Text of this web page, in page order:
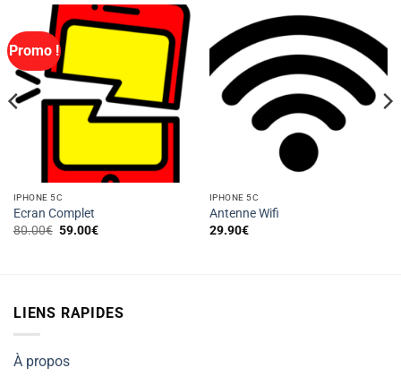
Promo !
IPHONE 5C
Ecran Complet
80.00€ Le
59.00€Le
IPHONE 5C
Antenne Wifi
29.90€
LIENS RAPIDES
À propos